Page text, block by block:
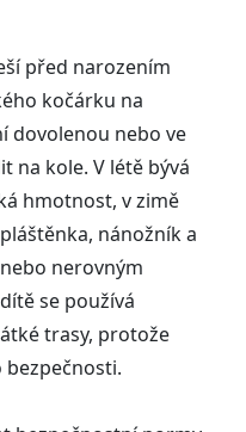
před narozením
kočárku na
dovolenou nebo ve
na kole. V létě bývá
hmotnost, v zimě
nánožník a
nerovným
se používá
trasy, protože